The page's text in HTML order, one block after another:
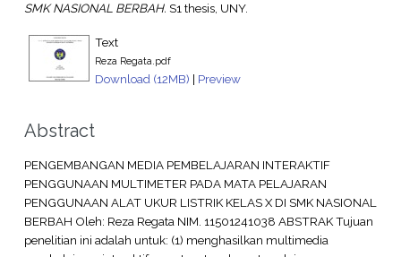
SMK NASIONAL BERBAH. S1 thesis, UNY.
Text
Reza Regata.pdf
Download (12MB) | Preview
Abstract
PENGEMBANGAN MEDIA PEMBELAJARAN INTERAKTIF
PENGGUNAAN MULTIMETER PADA MATA PELAJARAN
PENGGUNAAN ALAT UKUR LISTRIK KELAS X DI SMK NASIONAL
BERBAH Oleh: Reza Regata NIM. 11501241038 ABSTRAK Tujuan
penelitian ini adalah untuk: (1) menghasilkan multimedia